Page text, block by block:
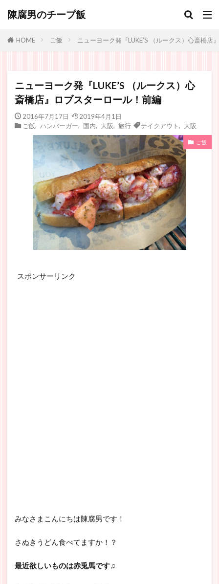
陳腐男のチープ飯
HOME ご飯 ニューヨーク発『LUKE’S （ルークス）心斎橋店
ニューヨーク発『LUKE’S （ルークス）心
斎橋店』ロブスターロール！前編
2016年7月17日
2019年4月1日
ご飯
ハンバーガー 国内 大阪 旅行 テイクアウト 大阪
ご飯
スポンサーリンク
みなさまこんにちは陳腐男です！
さぬきうどん食べてますか！？
最近欲しいものは赤兎馬です♫